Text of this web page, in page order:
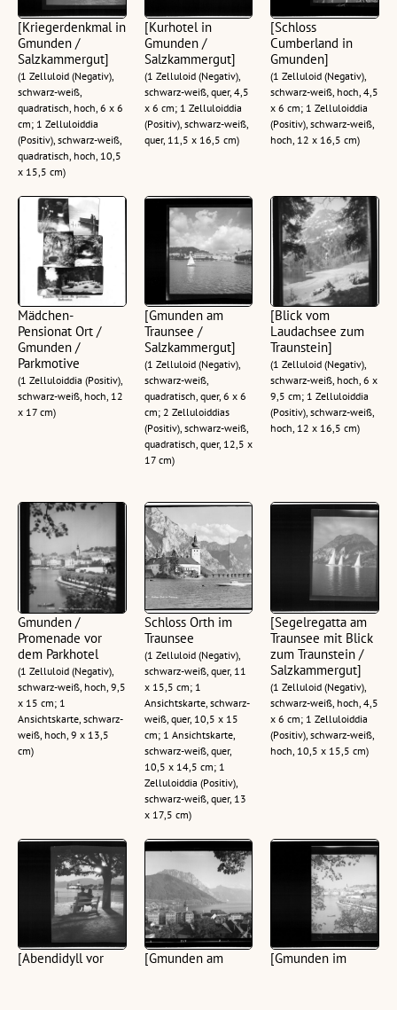
[Kriegerdenkmal in
Gmunden /
Salzkammergut]
(1 Zelluloid (Negativ),
schwarz-weiß,
quadratisch, hoch, 6 x 6
cm; 1 Zelluloiddia
(Positiv), schwarz-weiß,
quadratisch, hoch, 10,5
x 15,5 cm)
[Kurhotel in
Gmunden /
Salzkammergut]
(1 Zelluloid (Negativ),
schwarz-weiß, quer, 4,5
x 6 cm; 1 Zelluloiddia
(Positiv), schwarz-weiß,
quer, 11,5 x 16,5 cm)
[Schloss
Cumberland in
Gmunden]
(1 Zelluloid (Negativ),
schwarz-weiß, hoch, 4,5
x 6 cm; 1 Zelluloiddia
(Positiv), schwarz-weiß,
hoch, 12 x 16,5 cm)
Mädchen-
Pensionat Ort /
Gmunden /
Parkmotive
(1 Zelluloiddia (Positiv),
schwarz-weiß, hoch, 12
x 17 cm)
[Gmunden am
Traunsee /
Salzkammergut]
(1 Zelluloid (Negativ),
schwarz-weiß,
quadratisch, quer, 6 x 6
cm; 2 Zelluloiddias
(Positiv), schwarz-weiß,
quadratisch, quer, 12,5 x
17 cm)
[Blick vom
Laudachsee zum
Traunstein]
(1 Zelluloid (Negativ),
schwarz-weiß, hoch, 6 x
9,5 cm; 1 Zelluloiddia
(Positiv), schwarz-weiß,
hoch, 12 x 16,5 cm)
Gmunden /
Promenade vor
dem Parkhotel
(1 Zelluloid (Negativ),
schwarz-weiß, hoch, 9,5
x 15 cm; 1
Ansichtskarte, schwarz-
weiß, hoch, 9 x 13,5
cm)
Schloss Orth im
Traunsee
(1 Zelluloid (Negativ),
schwarz-weiß, quer, 11
x 15,5 cm; 1
Ansichtskarte, schwarz-
weiß, quer, 10,5 x 15
cm; 1 Ansichtskarte,
schwarz-weiß, quer,
10,5 x 14,5 cm; 1
Zelluloiddia (Positiv),
schwarz-weiß, quer, 13
x 17,5 cm)
[Segelregatta am
Traunsee mit Blick
zum Traunstein /
Salzkammergut]
(1 Zelluloid (Negativ),
schwarz-weiß, hoch, 4,5
x 6 cm; 1 Zelluloiddia
(Positiv), schwarz-weiß,
hoch, 10,5 x 15,5 cm)
[Abendidyll vor
[Gmunden am
[Gmunden im